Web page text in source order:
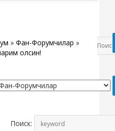
» Фан-Форумчилар »
қолсин!
Поиск: